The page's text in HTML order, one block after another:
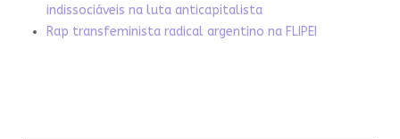
indissociáveis na luta anticapitalista
Rap transfeminista radical argentino na FLIPEI